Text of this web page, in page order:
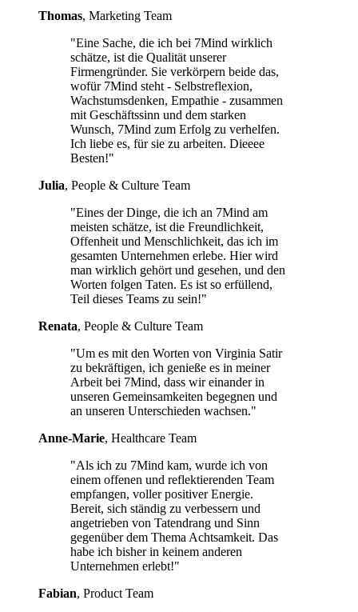
Thomas, Marketing Team
"Eine Sache, die ich bei 7Mind wirklich
schätze, ist die Qualität unserer
Firmengründer. Sie verkörpern beide das,
wofür 7Mind steht - Selbstreflexion,
Wachstumsdenken, Empathie - zusammen
mit Geschäftssinn und dem starken
Wunsch, 7Mind zum Erfolg zu verhelfen.
Ich liebe es, für sie zu arbeiten. Dieeee
Besten!"
Julia, People & Culture Team
"Eines der Dinge, die ich an 7Mind am
meisten schätze, ist die Freundlichkeit,
Offenheit und Menschlichkeit, das ich im
gesamten Unternehmen erlebe. Hier wird
man wirklich gehört und gesehen, und den
Worten folgen Taten. Es ist so erfüllend,
Teil dieses Teams zu sein!"
Renata, People & Culture Team
"Um es mit den Worten von Virginia Satir
zu bekräftigen, ich genieße es in meiner
Arbeit bei 7Mind, dass wir einander in
unseren Gemeinsamkeiten begegnen und
an unseren Unterschieden wachsen."
Anne-Marie, Healthcare Team
"Als ich zu 7Mind kam, wurde ich von
einem offenen und reflektierenden Team
empfangen, voller positiver Energie.
Bereit, sich ständig zu verbessern und
angetrieben von Tatendrang und Sinn
gegenüber dem Thema Achtsamkeit. Das
habe ich bisher in keinem anderen
Unternehmen erlebt!"
Fabian, Product Team